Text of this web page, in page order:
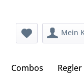
Mein
Combos Regler